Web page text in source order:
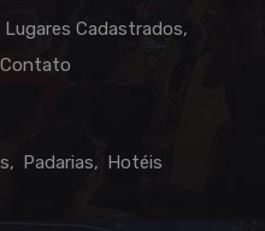
Lugares Cadastrados
Contato
Padarias Hotéis